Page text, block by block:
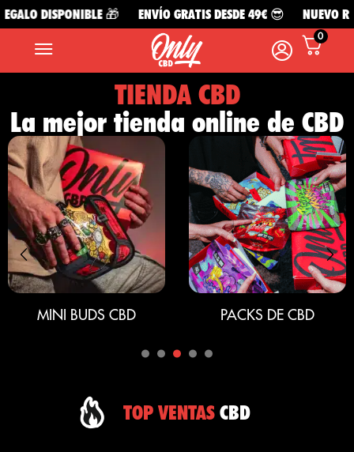
DISPONIBLE 🎁 ENVÍO GRATIS DESDE 49€ 😎 NUEVO
0
TIENDA CBD
La mejor tienda online de CBD
MINI BUDS CBD PACKS DE CBD
TOP VENTASCBD